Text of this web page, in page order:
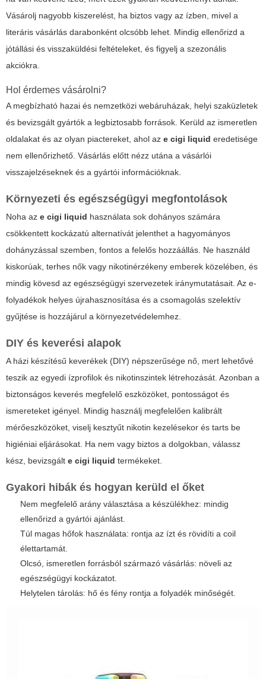
Vásárolj nagyobb kiszerelést, ha biztos vagy az ízben, mivel a
literáris vásárlás darabonként olcsóbb lehet. Mindig ellenőrizd a
jótállási és visszaküldési feltételeket, és figyelj a szezonális
akciókra.
Hol érdemes vásárolni?
A megbízható hazai és nemzetközi webáruházak, helyi szaküzletek
és bevizsgált gyártók a legbiztosabb források. Kerüld az ismeretlen
oldalakat és az olyan piactereket, ahol az e cigi liquid eredetisége
nem ellenőrizhető. Vásárlás előtt nézz utána a vásárlói
visszajelzéseknek és a gyártói információknak.
Környezeti és egészségügyi megfontolások
Noha az e cigi liquid használata sok dohányos számára
csökkentett kockázatú alternatívát jelenthet a hagyományos
dohányzással szemben, fontos a felelős hozzáállás. Ne használd
kiskorúak, terhes nők vagy nikotinérzékeny emberek közelében, és
mindig kövesd az egészségügyi szervezetek iránymutatásait. Az e-
folyadékok helyes újrahasznosítása és a csomagolás szelektív
gyűjtése is hozzájárul a környezetvédelemhez.
DIY és keverési alapok
A házi készítésű keverékek (DIY) népszerűsége nő, mert lehetővé
teszik az egyedi ízprofilok és nikotinszintek létrehozását. Azonban a
biztonságos keverés megfelelő eszközöket, pontosságot és
ismereteket igényel. Mindig használj megfelelően kalibrált
mérőeszközöket, viselj kesztyűt nikotin kezelésekor és tarts be
higiéniai eljárásokat. Ha nem vagy biztos a dolgokban, válassz
kész, bevizsgált e cigi liquid termékeket.
Gyakori hibák és hogyan kerüld el őket
Nem megfelelő arány választása a készülékhez: mindig
ellenőrizd a gyártói ajánlást.
Túl magas hőfok használata: rontja az ízt és rövidíti a coil
élettartamát.
Olcsó, ismeretlen forrásból származó vásárlás: növeli az
egészségügyi kockázatot.
Helytelen tárolás: hő és fény rontja a folyadék minőségét.